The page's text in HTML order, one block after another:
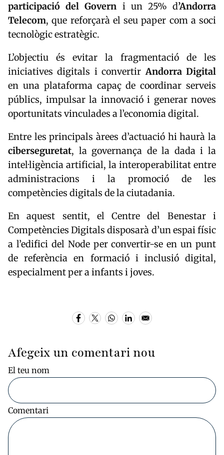
participació del Govern i un 25% d’Andorra
Telecom, que reforçarà el seu paper com a soci
tecnològic estratègic.
L’objectiu és evitar la fragmentació de les
iniciatives digitals i convertirAndorra Digital
en una plataforma capaç de coordinar serveis
públics, impulsar la innovació i generar noves
oportunitats vinculades a l’economia digital.
Entre les principals àrees d’actuació hi haurà la
ciberseguretat, la governança de la dada i la
intel·ligència artificial, la interoperabilitat entre
administracions i la promoció de les
competències digitals de la ciutadania.
En aquest sentit, el Centre del Benestar i
Competències Digitals disposarà d’un espai físic
a l’edifici del Node per convertir-se en un punt
de referència en formació i inclusió digital,
especialment per a infants i joves.
Afegeix un comentari nou
El teu nom
Comentari